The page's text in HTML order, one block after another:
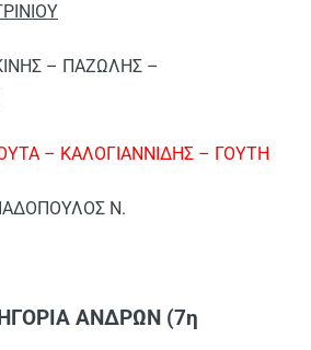
– ΠΑΖΩΛΗΣ –
– ΚΑΛΟΓΙΑΝΝΙΔΗΣ – ΓΟΥΤΗ
Ν.
ΑΝΔΡΩΝ (7η